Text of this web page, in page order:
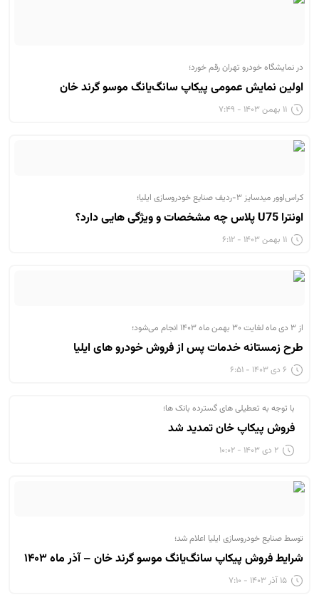
در نمایشگاه خودرو تهران رقم خورد؛
اولین نمایش عمومی پیکاپ سانگ‌یانگ موسو گرند خان
۱۱ بهمن ۱۴۰۳ - ۷:۴۹
کراس‌اوور میدسایز ۳-ردیف صنایع خودروسازی ایلیا؛
اونترا U75 پلاس چه مشخصات و ویژگی هایی دارد؟
۱۱ بهمن ۱۴۰۳ - ۶:۱۲
از ۳ دی ماه لغایت ۳۰ بهمن ماه ۱۴۰۳ انجام می‌شود؛
طرح زمستانه خدمات پس از فروش خودرو های ایلیا
۶ دی ۱۴۰۳ - ۶:۵۱
با توجه به تعطیلی های گسترده بانک ها؛
فروش پیکاپ خان تمدید شد
۲ دی ۱۴۰۳ - ۱۰:۰۲
توسط صنایع خودروسازی ایلیا اعلام شد؛
شرایط فروش پیکاپ سانگ‌یانگ موسو گرند خان – آذر ماه ۱۴۰۳
۱۵ آذر ۱۴۰۳ - ۷:۱۰